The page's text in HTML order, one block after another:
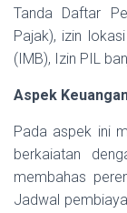
Tanda Daftar
Pajak), izin
(IMB), Izin PIL
Aspek
Pada aspek ini
berkaiatan
membahas
Jadwal